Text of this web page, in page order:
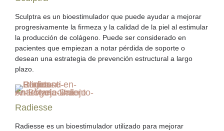
Sculptra es un bioestimulador que puede ayudar a mejorar
progresivamente la firmeza y la calidad de la piel al estimular
la producción de colágeno. Puede ser considerado en
pacientes que empiezan a notar pérdida de soporte o
desean una estrategia de prevención estructural a largo
plazo.
Radiesse
Radiesse es un bioestimulador utilizado para mejorar